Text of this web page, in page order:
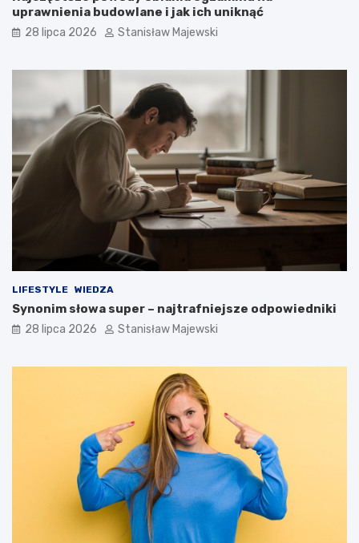
uprawnienia budowlane i jak ich uniknąć
28 lipca 2026 Stanisław Majewski
LIFESTYLE WIEDZA
Synonim słowa super – najtrafniejsze odpowiedniki
28 lipca 2026 Stanisław Majewski